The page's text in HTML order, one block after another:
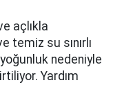
açlıkla
temiz su sınırlı
nedeniyle
Yardım